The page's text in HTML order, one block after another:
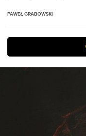
PAWEŁ GRABOWSKI